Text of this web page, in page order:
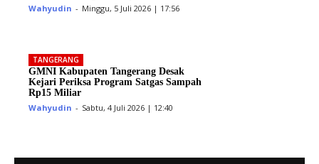
Wahyudin - Minggu, 5 Juli 2026 | 17:56
TANGERANG
GMNI Kabupaten Tangerang Desak
Kejari Periksa Program Satgas Sampah
Rp15 Miliar
Wahyudin - Sabtu, 4 Juli 2026 | 12:40